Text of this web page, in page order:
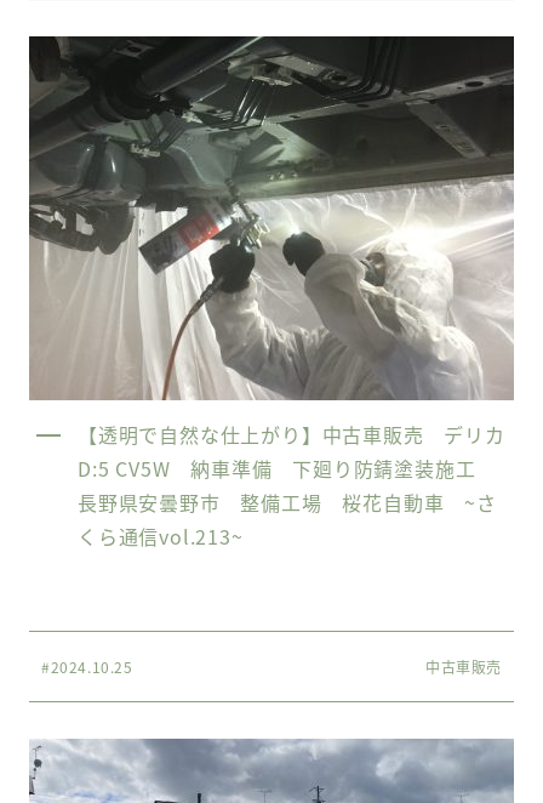
【透明で自然な仕上がり】中古車販売 デリカ
D:5 CV5W 納車準備 下廻り防錆塗装施工
長野県安曇野市 整備工場 桜花自動車 ~さ
くら通信vol.213~
#2024.10.25 中古車販売